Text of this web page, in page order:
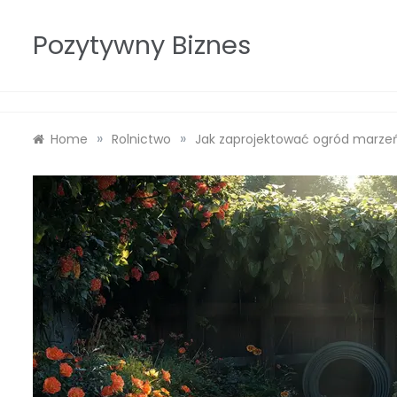
contentPozytywny Biznes
Home » Rolnictwo » Jak zaprojektować ogród